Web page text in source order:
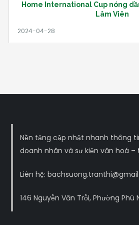
Home International Cup nóng
Lâm Viên
Nền tảng cập nhật nhanh thông
doanh nhân và sự kiện văn hoá
Liên hệ:
146 Nguyễn Văn Trỗi, Phường Phú